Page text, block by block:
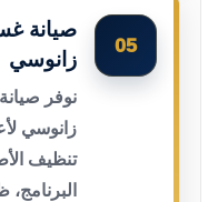
05
صيانة
زانوسي
نوفر
زانوسي
تنظيف